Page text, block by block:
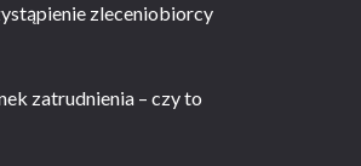
zleceniobiorcy
zatrudnienia – czy to